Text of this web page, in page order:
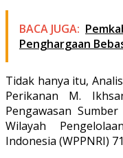
BACA JUGA:
Penghargaan
Tidak hanya itu,
Perikanan M.
Pengawasan
Wilayah
Indonesia (WPPNRI)